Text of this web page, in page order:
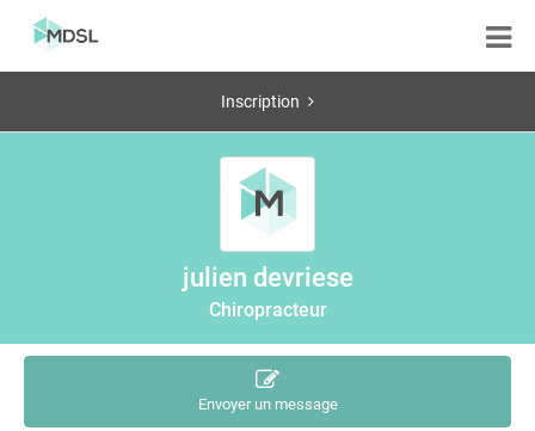
Inscription
julien devriese
Chiropracteur
Envoyer un message